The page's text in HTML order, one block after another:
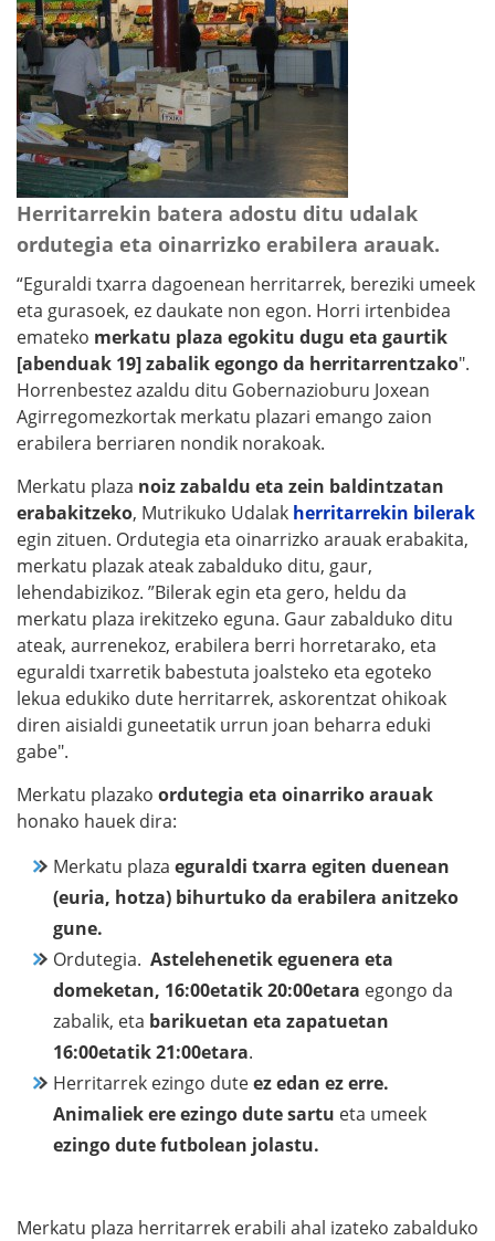
Herritarrekin batera adostu ditu udalak
ordutegia eta oinarrizko erabilera arauak.
“Eguraldi txarra dagoenean herritarrek, bereziki umeek
eta gurasoek, ez daukate non egon. Horri irtenbidea
emateko merkatu plaza egokitu dugu eta gaurtik
[abenduak 19] zabalik egongo da herritarrentzako".
Horrenbestez azaldu ditu Gobernazioburu Joxean
Agirregomezkortak merkatu plazari emango zaion
erabilera berriaren nondik norakoak.
Merkatu plaza noiz zabaldu eta zein baldintzatan
erabakitzeko, Mutrikuko Udalak herritarrekin bilerak
egin zituen. Ordutegia eta oinarrizko arauak erabakita,
merkatu plazak ateak zabalduko ditu, gaur,
lehendabizikoz. ”Bilerak egin eta gero, heldu da
merkatu plaza irekitzeko eguna. Gaur zabalduko ditu
ateak, aurrenekoz, erabilera berri horretarako, eta
eguraldi txarretik babestuta joalsteko eta egoteko
lekua edukiko dute herritarrek, askorentzat ohikoak
diren aisialdi guneetatik urrun joan beharra eduki
gabe".
Merkatu plazako ordutegia eta oinarriko arauak
honako hauek dira:
Merkatu plaza eguraldi txarra egiten duenean
(euria, hotza) bihurtuko da erabilera anitzeko
gune.
Ordutegia. Astelehenetik eguenera eta
domeketan, 16:00etatik 20:00etara egongo da
zabalik, eta barikuetan eta zapatuetan
16:00etatik 21:00etara.
Herritarrek ezingo duteez edan ez erre.
Animaliek ere ezingo dute sartu eta umeek
ezingo dute futbolean jolastu.
Merkatu plaza herritarrek erabili ahal izateko zabalduko